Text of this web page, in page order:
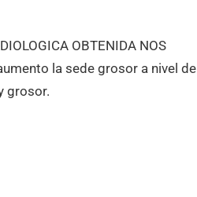
OBTENIDA NOS
la sede grosor a nivel de
grosor.